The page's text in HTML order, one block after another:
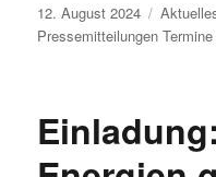
Veröffentlicht
am
12. August 2024
Pressemitteilungen Termine